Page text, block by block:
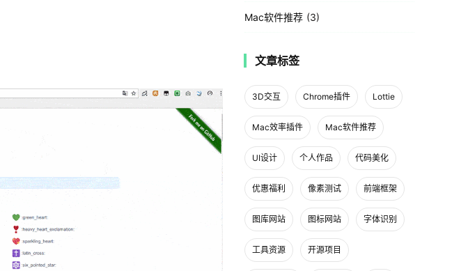
Mac软件推荐 3
文章标签
3D交互 Chrome插件 Lottie
Mac效率插件 Mac软件推荐
UI设计 个人作品 代码美化
优惠福利 像素测试 前端框架
图库网站 图标网站 字体识别
工具资源 开源项目